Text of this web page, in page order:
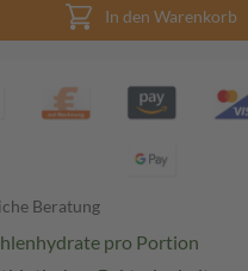
In den Warenkorb
Beratung
pro Portion